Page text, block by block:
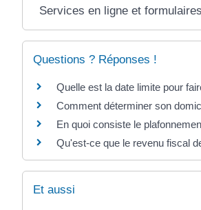
Services en ligne et formulaires
Questions ? Réponses !
Quelle est la date limite pour
Comment déterminer son
En quoi consiste le
Qu'est-ce que le revenu fiscal
Et aussi